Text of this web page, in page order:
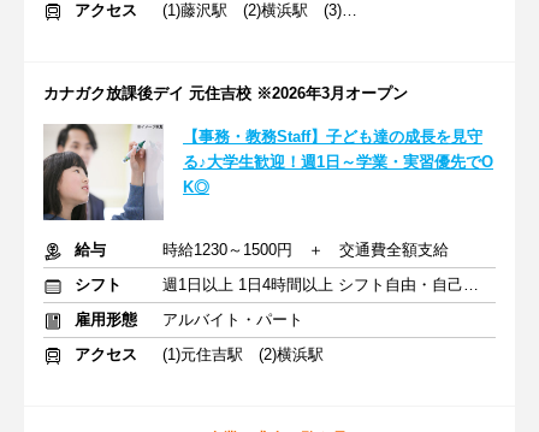
アクセス
(1)藤沢駅 (2)横浜駅 (3)相模大野駅
カナガク放課後デイ 元住吉校 ※2026年3月オープン
【事務・教務Staff】子ども達の成長を見守
る♪大学生歓迎！週1日～学業・実習優先でO
K◎
給与
時給1230～1500円 ＋ 交通費全額支給
シフト
週1日以上 1日4時間以上 シフト自由・自己申告
雇用形態
アルバイト・パート
アクセス
(1)元住吉駅 (2)横浜駅